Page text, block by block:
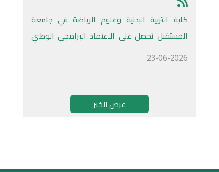
كلية التربية البدنية وعلوم الرياضة في جامعة
المستقبل تحصل على الاعتماد البرامجي الوطني
كأول كلية أهلية في العراق
23-06-2026
عرض الخبر